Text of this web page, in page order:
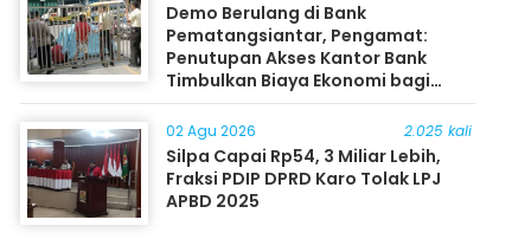
Demo Berulang di Bank
Pematangsiantar, Pengamat:
Penutupan Akses Kantor Bank
Timbulkan Biaya Ekonomi bagi
Masyarakat
02 Agu 2026 2.025 kali
Silpa Capai Rp54, 3 Miliar Lebih,
Fraksi PDIP DPRD Karo Tolak LPJ
APBD 2025